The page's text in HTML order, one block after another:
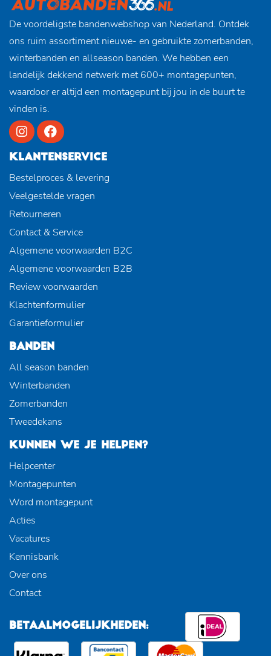
De voordeligste bandenwebshop van Nederland. Ontdek
ons ruim assortiment nieuwe- en gebruikte zomerbanden,
winterbanden en allseason banden. We hebben een
landelijk dekkend netwerk met 600+ montagepunten,
waardoor er altijd een montagepunt bij jou in de buurt te
vinden is.
KLANTENSERVICE
Bestelproces & levering
Veelgestelde vragen
Retourneren
Contact & Service
Algemene voorwaarden B2C
Algemene voorwaarden B2B
Review voorwaarden
Klachtenformulier
Garantieformulier
BANDEN
All season banden
Winterbanden
Zomerbanden
Tweedekans
KUNNEN WE JE HELPEN?
Helpcenter
Montagepunten
Word montagepunt
Acties
Vacatures
Kennisbank
Over ons
Contact
BETAALMOGELIJKHEDEN: